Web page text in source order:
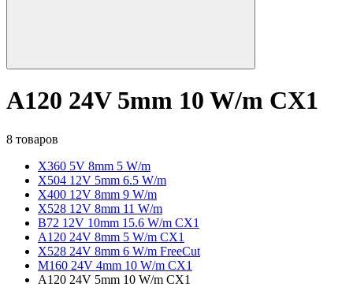
A120 24V 5mm 10 W/m CX1
8 товаров
X360 5V 8mm 5 W/m
X504 12V 5mm 6.5 W/m
X400 12V 8mm 9 W/m
X528 12V 8mm 11 W/m
B72 12V 10mm 15.6 W/m CX1
A120 24V 8mm 5 W/m CX1
X528 24V 8mm 6 W/m FreeCut
M160 24V 4mm 10 W/m CX1
A120 24V 5mm 10 W/m CX1